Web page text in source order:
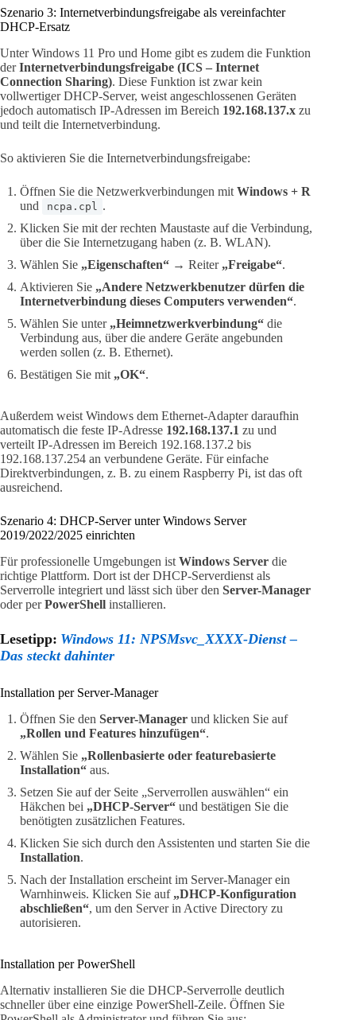
Szenario 3: Internetverbindungsfreigabe als vereinfachter
DHCP-Ersatz
Unter Windows 11 Pro und Home gibt es zudem die Funktion
derInternetverbindungsfreigabe (ICS – Internet
Connection Sharing). Diese Funktion ist zwar kein
vollwertiger DHCP-Server, weist angeschlossenen Geräten
jedoch automatisch IP-Adressen im Bereich 192.168.137.x zu
und teilt die Internetverbindung.
So aktivieren Sie die Internetverbindungsfreigabe:
Öffnen Sie die Netzwerkverbindungen mit Windows + R
und
ncpa.cpl .
Klicken Sie mit der rechten Maustaste auf die Verbindung,
über die Sie Internetzugang haben (z. B. WLAN).
Wählen Sie „Eigenschaften“ → Reiter „Freigabe“.
Aktivieren Sie „Andere Netzwerkbenutzer dürfen die
Internetverbindung dieses Computers verwenden“.
Wählen Sie unter „Heimnetzwerkverbindung“ die
Verbindung aus, über die andere Geräte angebunden
werden sollen (z. B. Ethernet).
Bestätigen Sie mit „OK“.
Außerdem weist Windows dem Ethernet-Adapter daraufhin
automatisch die feste IP-Adresse 192.168.137.1 zu und
verteilt IP-Adressen im Bereich 192.168.137.2 bis
192.168.137.254 an verbundene Geräte. Für einfache
Direktverbindungen, z. B. zu einem Raspberry Pi, ist das oft
ausreichend.
Szenario 4: DHCP-Server unter Windows Server
2019/2022/2025 einrichten
Für professionelle Umgebungen ist Windows Server die
richtige Plattform. Dort ist der DHCP-Serverdienst als
Serverrolle integriert und lässt sich über den Server-Manager
oder perPowerShell installieren.
Lesetipp: Windows 11: NPSMsvc_XXXX-Dienst –
Das steckt dahinter
Installation per Server-Manager
Öffnen Sie den Server-Manager und klicken Sie auf
„Rollen und Features hinzufügen“.
Wählen Sie „Rollenbasierte oder featurebasierte
Installation“ aus.
Setzen Sie auf der Seite „Serverrollen auswählen“ ein
Häkchen bei „DHCP-Server“ und bestätigen Sie die
benötigten zusätzlichen Features.
Klicken Sie sich durch den Assistenten und starten Sie die
Installation.
Nach der Installation erscheint im Server-Manager ein
Warnhinweis. Klicken Sie auf „DHCP-Konfiguration
abschließen“, um den Server in Active Directory zu
autorisieren.
Installation per PowerShell
Alternativ installieren Sie die DHCP-Serverrolle deutlich
schneller über eine einzige PowerShell-Zeile. Öffnen Sie